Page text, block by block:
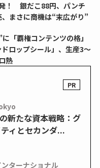
！ 銀だこ88円、パンチ
まさに商機は“末広がり”
「覇権コンテンツの格」
ロップシール」、生産3～
熱
新たな資本戦略：グ
ィとセカンダ...
ターナショナル